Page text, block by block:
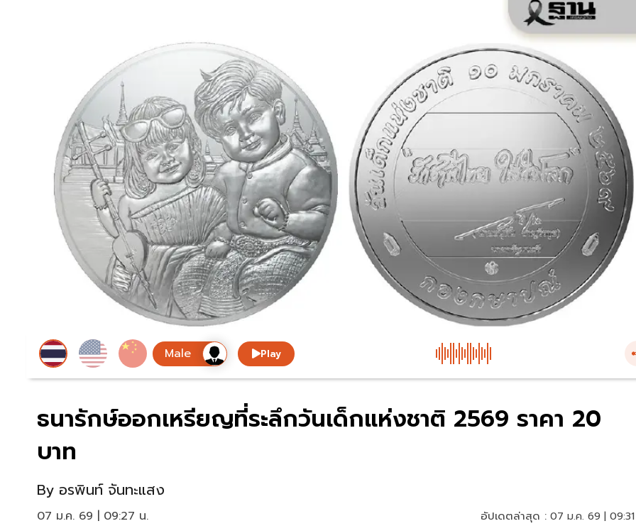
Play
ธนารักษ์ออกเหรียญที่ระลึกวันเด็กแห่งชาติ 2569 ราคา 20
บาท
By อรพินท์ จันทะแสง
07 ม.ค. 69 | 09:27 น. อัปเดตล่าสุด : 07 ม.ค. 69 |